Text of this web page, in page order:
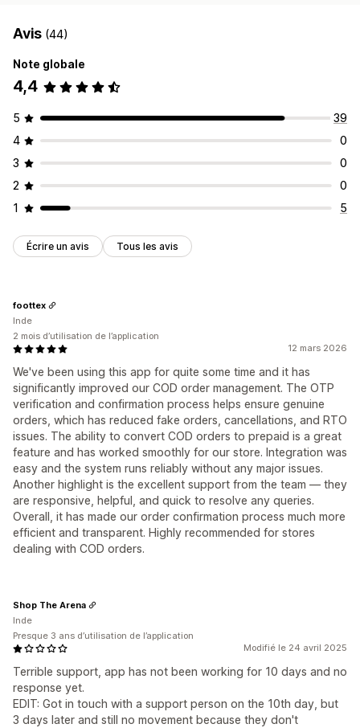
Avis (44)
Note globale
4,4
5
39
4
0
3
0
2
0
1
5
Écrire un avis Tous les avis
12 mars 2026
We've been using this app for quite some time and it has
significantly improved our COD order management. The OTP
verification and confirmation process helps ensure genuine
orders, which has reduced fake orders, cancellations, and RTO
issues. The ability to convert COD orders to prepaid is a great
feature and has worked smoothly for our store. Integration was
easy and the system runs reliably without any major issues.
Another highlight is the excellent support from the team — they
are responsive, helpful, and quick to resolve any queries.
Overall, it has made our order confirmation process much more
efficient and transparent. Highly recommended for stores
dealing with COD orders.
foottex
Inde
2 mois d’utilisation de l’application
Modifié le 24 avril 2025
Terrible support, app has not been working for 10 days and no
response yet.
EDIT: Got in touch with a support person on the 10th day, but
3 days later and still no movement because they don't
Shop The Arena
Inde
Presque 3 ans d’utilisation de l’application